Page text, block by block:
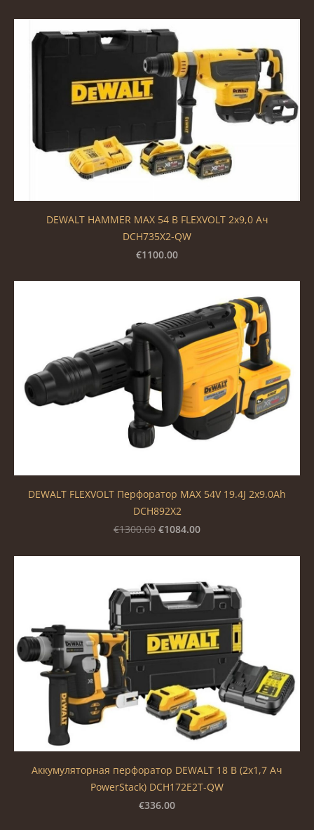
DEWALT HAMMER MAX 54 В FLEXVOLT 2x9,0 Ач
DCH735X2-QW
€1100.00
DEWALT FLEXVOLT Перфоратор MAX 54V 19.4J 2x9.0Ah
DCH892X2
€1300.00 €1084.00
Аккумуляторная перфоратор DEWALT 18 В (2x1,7 Ач
PowerStack) DCH172E2T-QW
€336.00